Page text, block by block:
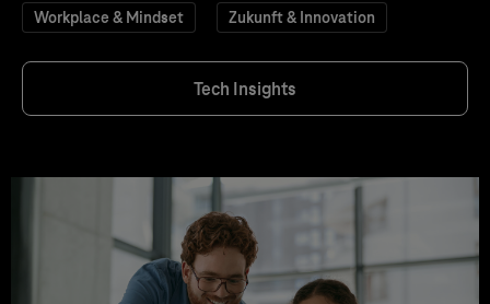
Workplace & Mindset Zukunft & Innovation
Tech Insights